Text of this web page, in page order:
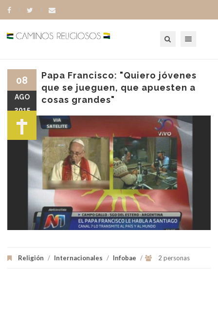
Papa Francisco: "Quiero jóvenes
que se jueguen, que apuesten a
cosas grandes"
Religión / Internacionales / Infobae / 2 personas
08
AGO
2015